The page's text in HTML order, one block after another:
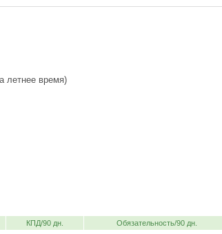
летнее время)
КПД/90 дн. Обязательность/90 дн.